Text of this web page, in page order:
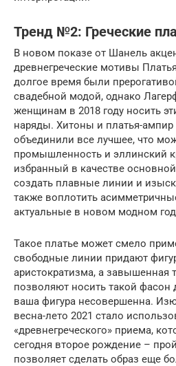
Тренд №2: Греческие
В новом показе от Шанель
древнегреческие мотивы
долгое время были
свадебной модой, однако
женщинам в 2018 году носить
наряды. Хитоны и платья-ампир
объединили все лучшее, что
промышленность и эллинский
избранный в качестве
создать плавные линии и
также воплотить
актуальные в новом модном
Такое платье может смело
свободные линии придают
аристократизма, а завышенная
позволяют носить такой фасон
ваша фигура несовершенна.
весна-лето 2021 стало
«древнегреческого» приема,
сегодня второе рождение –
позволяет сделать образ еще